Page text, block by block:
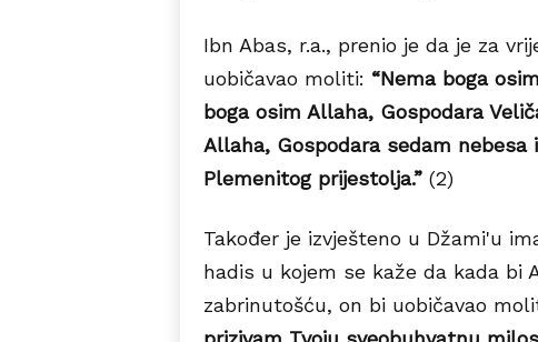
Ibn Abas, r.a., prenio je da je za
uobičavao moliti: “Nema boga
boga osim Allaha, Gospodara
Allaha, Gospodara sedam nebesa
Plemenitog prijestolja.”(2)
Također je izvješteno u Džami'u
hadis u kojem se kaže da kada bi
zabrinutošću, on bi uobičavao